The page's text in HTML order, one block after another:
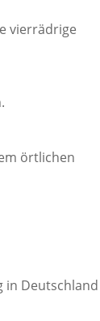
vierrädrige
örtlichen
in Deutschland